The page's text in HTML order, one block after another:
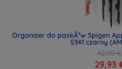
Organizer do paskÃ³w Spigen
S341 czarny
42,90 €
29,93